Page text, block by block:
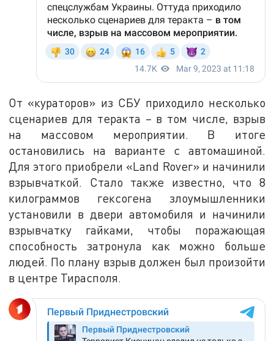
От «кураторов» из СБУ приходило несколько
сценариев для теракта – в том числе, взрыв
на массовом мероприятии. В итоге
остановились на варианте с автомашиной.
Для этого приобрели «Land Rover» и начинили
взрывчаткой. Стало также известно, что 8
килограммов гексогена злоумышленники
установили в двери автомобиля и начинили
взрывчатку гайками, чтобы поражающая
способность затронула как можно больше
людей. По плану взрыв должен был произойти
в центре Тирасполя.